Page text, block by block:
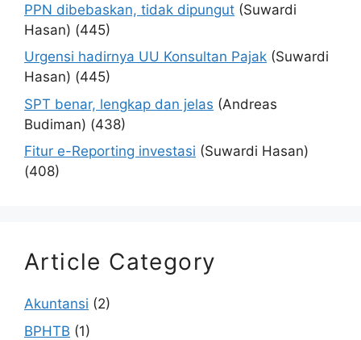
PPN dibebaskan, tidak dipungut (Suwardi
Hasan) (445)
Urgensi hadirnya UU Konsultan Pajak (Suwardi
Hasan) (445)
SPT benar, lengkap dan jelas (Andreas
Budiman) (438)
Fitur e-Reporting investasi (Suwardi Hasan)
(408)
Article Category
Akuntansi (2)
BPHTB (1)